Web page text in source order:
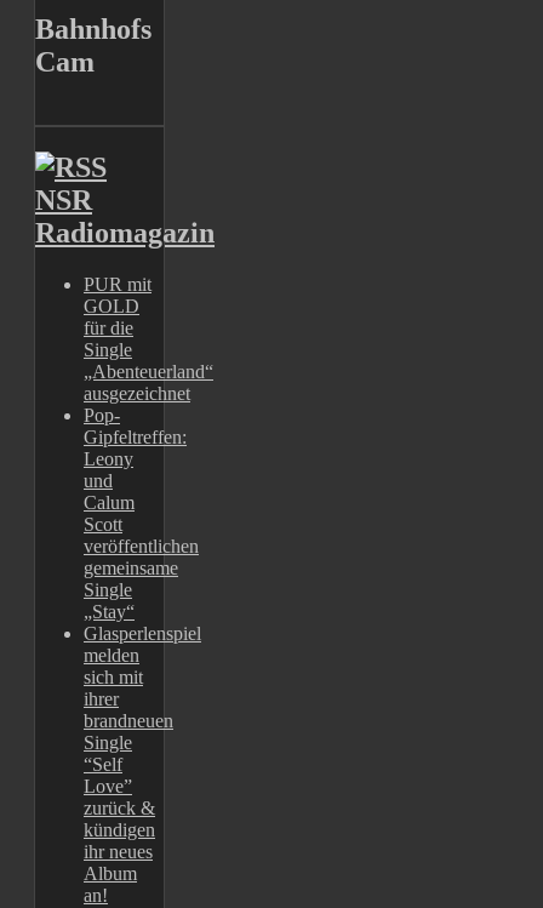
Bahnhofs
Cam
NSR
Radiomagazin
PUR mit
GOLD
für die
Single
„Abenteuerland“
ausgezeichnet
Pop-
Gipfeltreffen:
Leony
und
Calum
Scott
veröffentlichen
gemeinsame
Single
„Stay“
Glasperlenspiel
melden
sich mit
ihrer
brandneuen
Single
“Self
Love”
zurück &
kündigen
ihr neues
Album
an!